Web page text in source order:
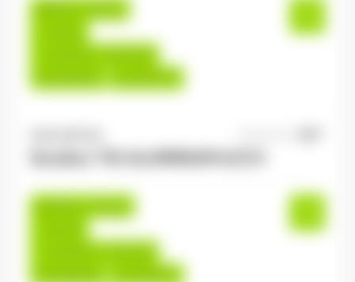
Épinal , France
14,00 €/h - 16,00 €/h
Du:06/08/26 Au:30/07/27
Golbey , France
14,00 €/h - 17,00 €/h
Du:06/08/26 Au:30/04/27